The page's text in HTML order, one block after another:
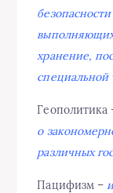
выполняющих
хранение,
специальной
Геополитика
о
различных
Пацифизм –